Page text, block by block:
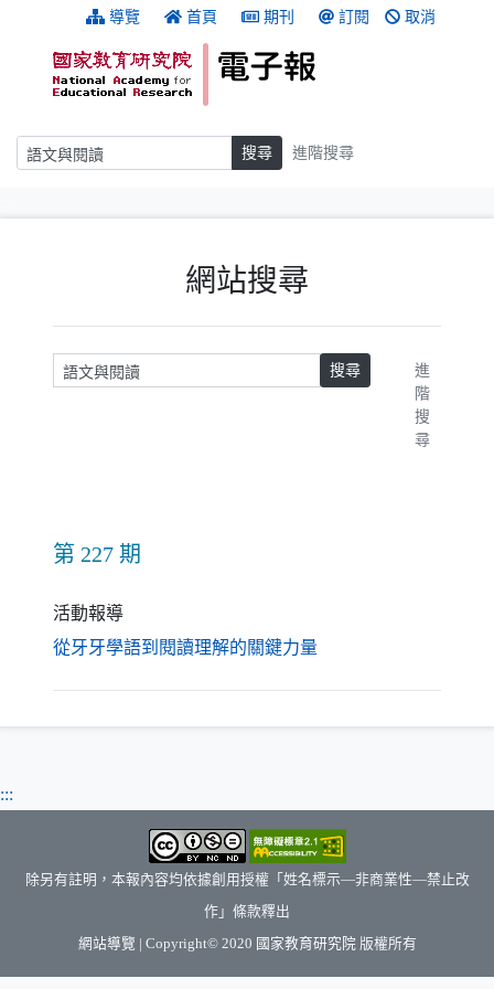
跳到主要內容 導覽 首頁 期刊 訂閱 取消
搜尋 搜尋 進階搜尋
網站搜尋
請輸入關鍵字 搜尋
進
階
搜
尋
第 227 期
活動報導
從牙牙學語到閱讀理解的關鍵力量（另開新視窗）
:::
除另有註明，本報內容均依據創用授權「姓名標示—非商業性—禁止改
作」條款釋出
網站導覽 | Copyright© 2020 國家教育研究院（另開新視窗）
版權所有